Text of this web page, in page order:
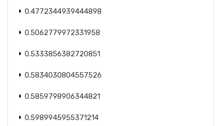
0.4772344939444898
0.5062779972331958
0.5333856382720851
0.5834030804557526
0.5859798906344821
0.5989945955371214